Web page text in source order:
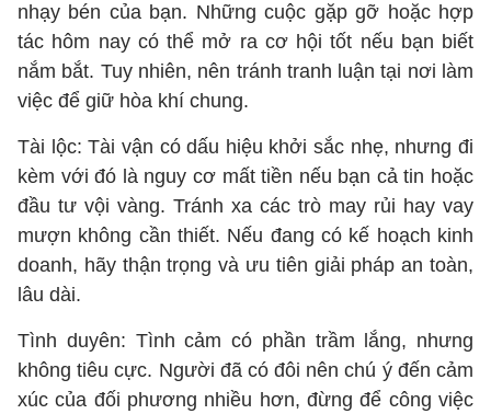
nhạy bén của bạn. Những cuộc gặp gỡ hoặc hợp
tác hôm nay có thể mở ra cơ hội tốt nếu bạn biết
nắm bắt. Tuy nhiên, nên tránh tranh luận tại nơi làm
việc để giữ hòa khí chung.
Tài lộc: Tài vận có dấu hiệu khởi sắc nhẹ, nhưng đi
kèm với đó là nguy cơ mất tiền nếu bạn cả tin hoặc
đầu tư vội vàng. Tránh xa các trò may rủi hay vay
mượn không cần thiết. Nếu đang có kế hoạch kinh
doanh, hãy thận trọng và ưu tiên giải pháp an toàn,
lâu dài.
Tình duyên: Tình cảm có phần trầm lắng, nhưng
không tiêu cực. Người đã có đôi nên chú ý đến cảm
xúc của đối phương nhiều hơn, đừng để công việc